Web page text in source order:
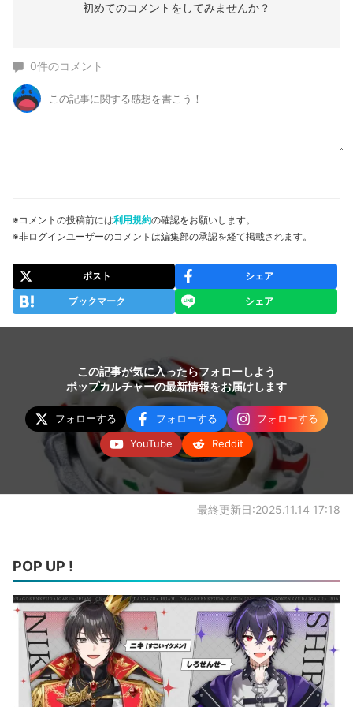
初めてのコメントをしてみませんか？
0件のコメント
※コメントの投稿前には利用規約の確認をお願いします。
※非ログインユーザーのコメントは編集部の承認を経て掲載されます。
ポスト シェア
ブックマーク シェア
この記事が気に入ったらフォローしよう
ポップカルチャーの最新情報をお届けします
フォローする フォローする
フォローする
YouTube
Reddit
最終更新日:2025.11.14 17:18
POP UP !